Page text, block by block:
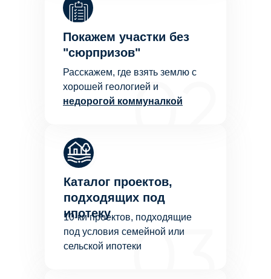
Покажем участки без
"сюрпризов"
Расскажем, где взять землю с
хорошей геологией и
недорогой коммуналкой
Каталог проектов,
подходящих под
ипотеку
10-ки проектов, подходящие
под условия семейной или
сельской ипотеки